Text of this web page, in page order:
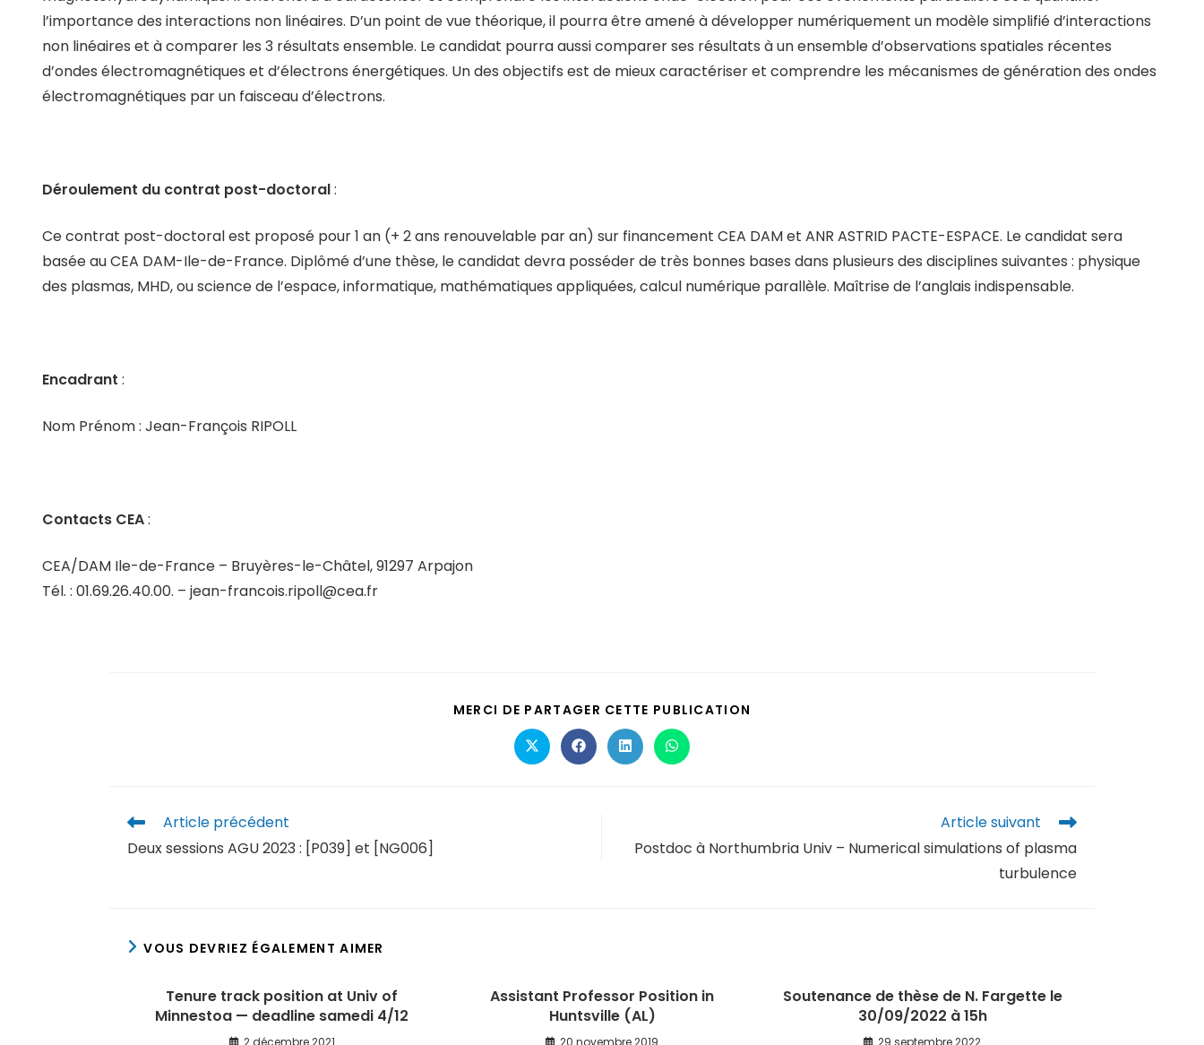
l’importance des interactions non linéaires. D’un point de vue théorique, il pourra être amené à développer numériquement un modèle simplifié d’interactions
non linéaires et à comparer les 3 résultats ensemble. Le candidat pourra aussi comparer ses résultats à un ensemble d’observations spatiales récentes
d’ondes électromagnétiques et d’électrons énergétiques. Un des objectifs est de mieux caractériser et comprendre les mécanismes de génération des ondes
électromagnétiques par un faisceau d’électrons.
Déroulement du contrat post-doctoral:
Ce contrat post-doctoral est proposé pour 1 an (+ 2 ans renouvelable par an) sur financement CEA DAM et ANR ASTRID PACTE-ESPACE. Le candidat sera
basée au CEA DAM-Ile-de-France. Diplômé d’une thèse, le candidat devra posséder de très bonnes bases dans plusieurs des disciplines suivantes : physique
des plasmas, MHD, ou science de l’espace, informatique, mathématiques appliquées, calcul numérique parallèle. Maîtrise de l’anglais indispensable.
Encadrant :
Nom Prénom : Jean-François RIPOLL
Contacts CEA:
CEA/DAM Ile-de-France – Bruyères-le-Châtel, 91297 Arpajon
Tél. : 01.69.26.40.00. – jean-francois.ripoll@cea.fr
MERCI DE PARTAGER CETTE PUBLICATION
Article précédent
Deux sessions AGU 2023 : [P039] et [NG006]
Article suivant
Postdoc à Northumbria Univ – Numerical simulations of plasma
turbulence
VOUS DEVRIEZ ÉGALEMENT AIMER
Tenure track position at Univ of
Minnestoa — deadline samedi 4/12
2 décembre 2021
Assistant Professor Position in
Huntsville (AL)
20 novembre 2019
Soutenance de thèse de N. Fargette le
30/09/2022 à 15h
29 septembre 2022